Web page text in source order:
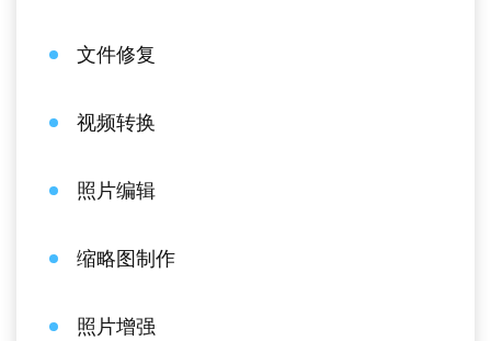
文件修复
视频转换
照片编辑
缩略图制作
照片增强